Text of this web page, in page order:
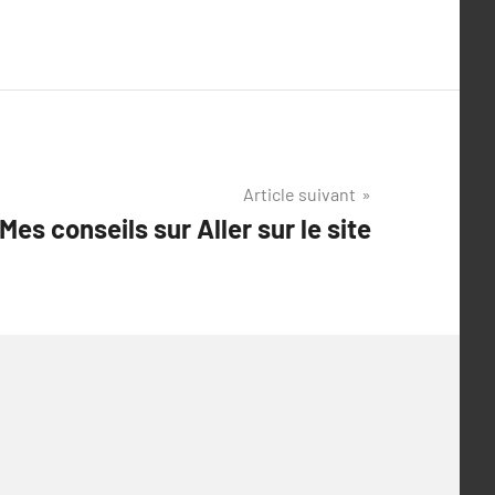
Article suivant
Mes conseils sur Aller sur le site